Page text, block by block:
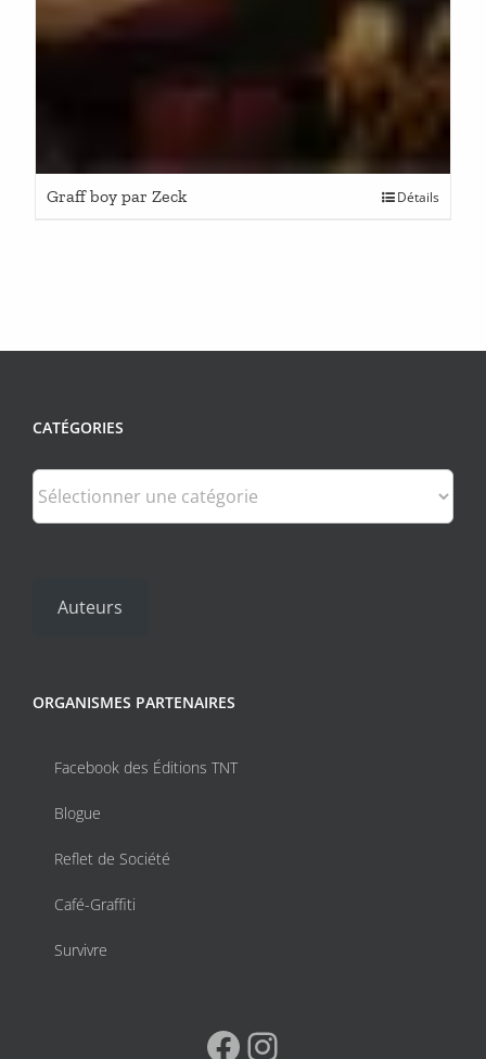
Graff boy par Zeck Détails
CATÉGORIES
Catégories
Auteurs
ORGANISMES PARTENAIRES
Facebook des Éditions TNT
Blogue
Reflet de Société
Café-Graffiti
Survivre
Facebook